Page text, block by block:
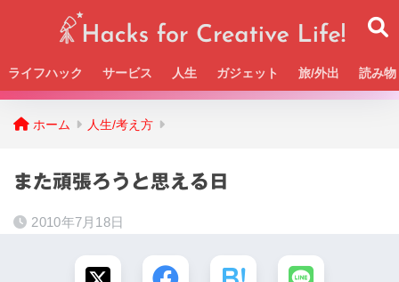
ライフハック サービス 人生 ガジェット 旅/外出 読み物
Beckの活動＆SNSまとめはこちら
ホーム 人生/考え方
また頑張ろうと思える日
2010年7月18日